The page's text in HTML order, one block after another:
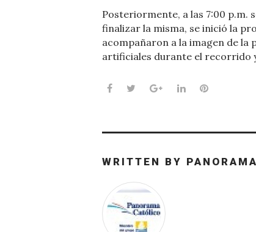
Posteriormente, a las 7:00 p.m.
finalizar la misma, se inició la
acompañaron a la imagen de la
artificiales durante el recorrido
Facebook
TwitterGoogle+LinkedInPinterest
WRITTEN BY